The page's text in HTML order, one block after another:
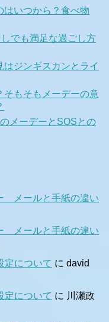
はいつから？食べ物
でも満足な過ごし方
ジンギスカンとライ
そもそもメーデーの意
メーデーとSOSとの
メールと手紙の違い
メールと手紙の違い
定について に david
定について に 川瀬政